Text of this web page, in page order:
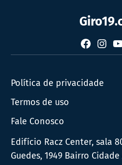
Facebook
Política de privacidade
Termos de uso
Fale Conosco
Edifício Racz Center, sala
Guedes, 1949 Bairro